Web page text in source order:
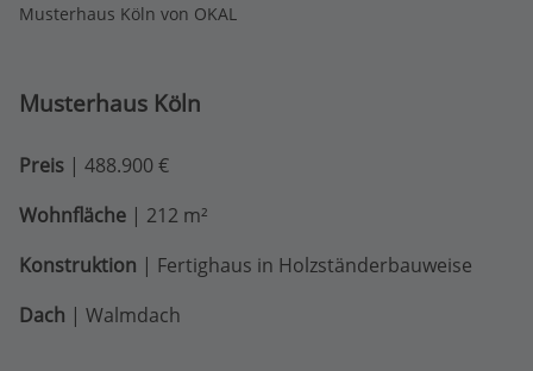
Musterhaus Köln von OKAL
Musterhaus Köln
Preis | 488.900 €
Wohnfläche | 212 m²
Konstruktion | Fertighaus in Holzständerbauweise
Dach | Walmdach